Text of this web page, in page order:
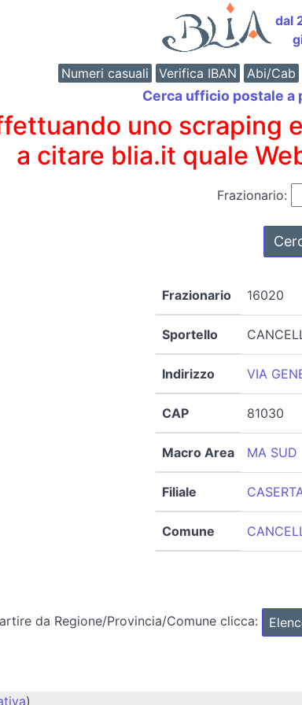
dal
Numeri casuali Verifica IBAN Abi/Cab
Cerca ufficio postale a
uno
a citare blia.it quale
Frazionario:
Frazionario 16020
Sportello
Indirizzo VIA
CAP 81030
Macro Area MA SUD
Filiale
Comune
da Regione/Provincia/Comune clicca:
)